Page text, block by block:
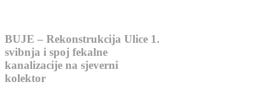
BUJE – Rekonstrukcija Ulice 1.
svibnja i spoj fekalne
kanalizacije na sjeverni
kolektor